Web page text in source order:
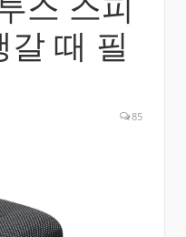
스 스피
갈 때 필
85